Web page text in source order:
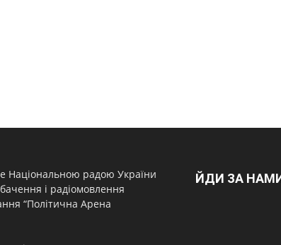
Національною радою України
і радіомовлення
“Політична Арена
ЙДИ ЗА